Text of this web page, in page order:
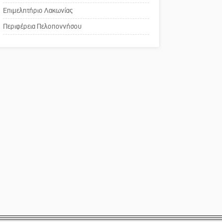
Το δικό σας σχόλιο:
Παράδειγμα κοινωνικής
Επιμελητήριο Λακωνίας
Περιφέρεια Πελοποννήσου